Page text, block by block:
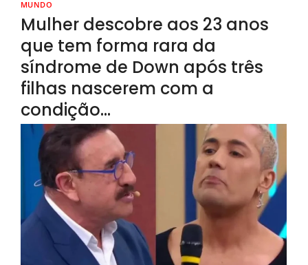
MUNDO
Mulher descobre aos 23 anos
que tem forma rara da
síndrome de Down após três
filhas nascerem com a
condição…